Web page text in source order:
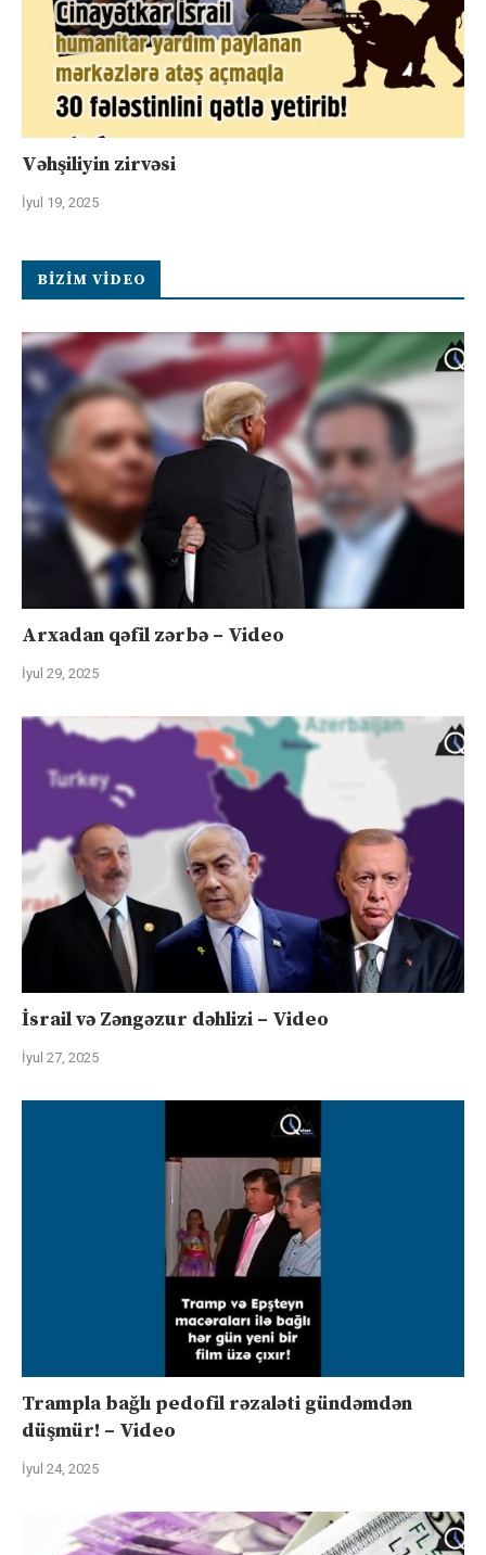
Vəhşiliyin zirvəsi
İyul 19, 2025
BIZIM VIDEO
Arxadan qəfil zərbə – Video
İyul 29, 2025
İsrail və Zəngəzur dəhlizi – Video
İyul 27, 2025
Trampla bağlı pedofil rəzaləti gündəmdən
düşmür! – Video
İyul 24, 2025